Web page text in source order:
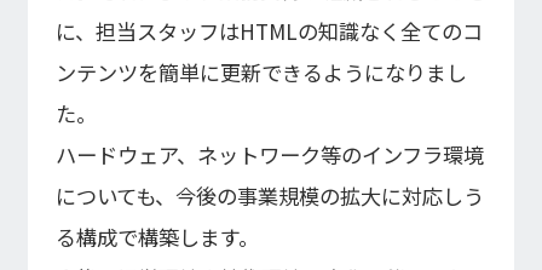
に、担当スタッフはHTMLの知識なく全てのコ
ンテンツを簡単に更新できるようになりまし
た。
ハードウェア、ネットワーク等のインフラ環境
についても、今後の事業規模の拡大に対応しう
る構成で構築します。